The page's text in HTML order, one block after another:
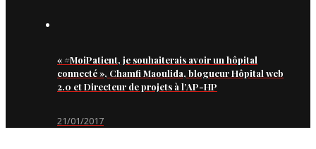
« #MoiPatient, je souhaiterais avoir un hôpital
connecté », Chamfi Maoulida, blogueur Hôpital web
2.0 et Directeur de projets à l’AP-HP
21/01/2017